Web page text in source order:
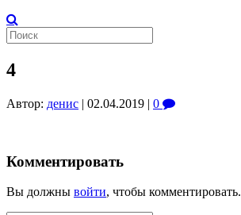
4
Автор: денис | 02.04.2019 | 0
Комментировать
Вы должны войти, чтобы комментировать.